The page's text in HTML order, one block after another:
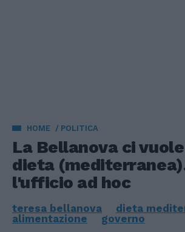
HOME POLITICA
La Bellanova ci
dieta
l'ufficio ad hoc
teresa bellanova
dieta
alimentazione
governo